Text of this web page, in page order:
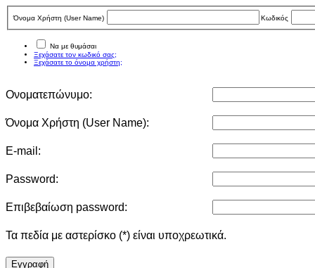
Όνομα Χρήστη (User Νame) Κωδικός
Να με θυμάσαι
Ξεχάσατε τον κωδικό σας;
Ξεχάσατε το όνομα χρήστη;
Ονοματεπώνυμο:
Όνομα Χρήστη (User Νame):
E-mail:
Password:
Επιβεβαίωση password:
Τα πεδία με αστερίσκο (*) είναι υποχρεωτικά.
Eγγραφή